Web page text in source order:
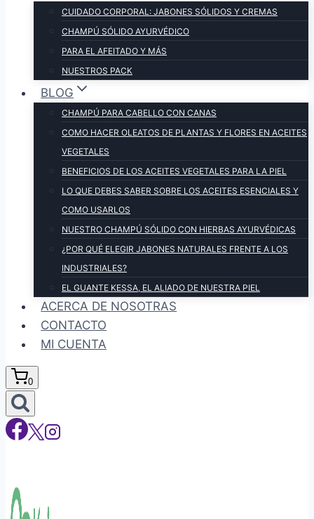
CUIDADO CORPORAL: JABONES SÓLIDOS Y CREMAS
CHAMPÚ SÓLIDO AYURVÉDICO
PARA EL AFEITADO Y MÁS
NUESTROS PACK
BLOG
CHAMPÚ PARA CABELLO CON CANAS
COMO HACER OLEATOS DE PLANTAS Y FLORES EN ACEITES
VEGETALES
BENEFICIOS DE LOS ACEITES VEGETALES PARA LA PIEL
LO QUE DEBES SABER SOBRE LOS ACEITES ESENCIALES Y
COMO USARLOS
NUESTRO CHAMPÚ SÓLIDO CON HIERBAS AYURVÉDICAS
¿POR QUÉ ELEGIR JABONES NATURALES FRENTE A LOS
INDUSTRIALES?
EL GUANTE KESSA, EL ALIADO DE NUESTRA PIEL
ACERCA DE NOSOTRAS
CONTACTO
MI CUENTA
0